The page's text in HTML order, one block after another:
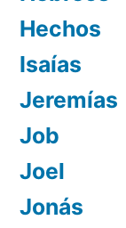
Hechos
Isaías
Jeremías
Job
Joel
Jonás